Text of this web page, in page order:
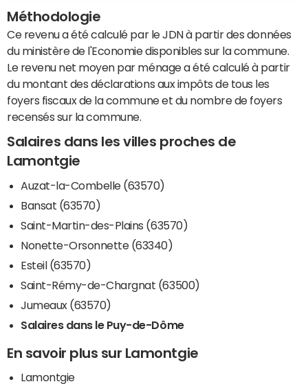
Méthodologie
Ce revenu a été calculé par le JDN à partir des données
du ministère de l'Economie disponibles sur la commune.
Le revenu net moyen par ménage a été calculé à partir
du montant des déclarations aux impôts de tous les
foyers fiscaux de la commune et du nombre de foyers
recensés sur la commune.
Salaires dans les villes proches de
Lamontgie
Auzat-la-Combelle (63570)
Bansat (63570)
Saint-Martin-des-Plains (63570)
Nonette-Orsonnette (63340)
Esteil (63570)
Saint-Rémy-de-Chargnat (63500)
Jumeaux (63570)
Salaires dans le Puy-de-Dôme
En savoir plus sur Lamontgie
Lamontgie